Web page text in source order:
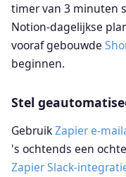
timer van 3 minuten
Notion-dagelijkse
vooraf gebouwde
beginnen.
Stel
GebruikZapier e-
's ochtends een
Zapier Slack-